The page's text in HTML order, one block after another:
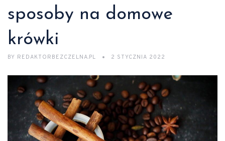
sposoby na domowe
krówki
BY REDAKTORBEZCZELNA.PL 2 STYCZNIA 2022